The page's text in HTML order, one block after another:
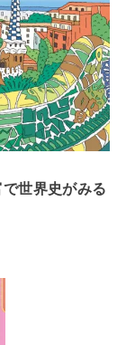
世界史がみる